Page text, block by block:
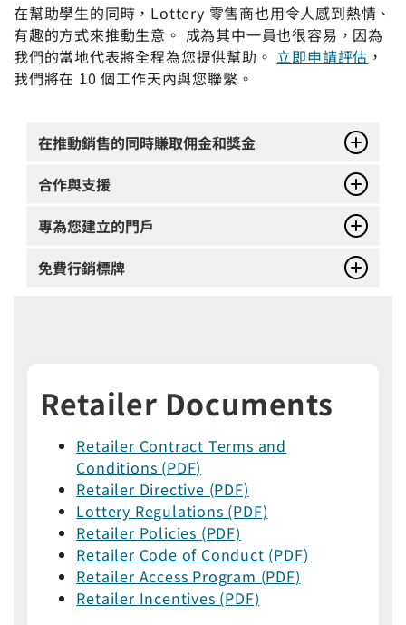
在幫助學生的同時，Lottery 零售商也用令人感到熱情、
有趣的方式來推動生意。 成為其中一員也很容易，因為
我們的當地代表將全程為您提供幫助。 立即申請評估 ，
我們將在 10 個工作天內與您聯繫。
在推動銷售的同時賺取佣金和獎金
合作與支援
專為您建立的門戶
免費行銷標牌
Retailer Documents
Retailer Contract Terms and
Conditions (PDF)
Retailer Directive (PDF)
Lottery Regulations (PDF)
Retailer Policies (PDF)
Retailer Code of Conduct (PDF)
Retailer Access Program (PDF)
Retailer Incentives (PDF)